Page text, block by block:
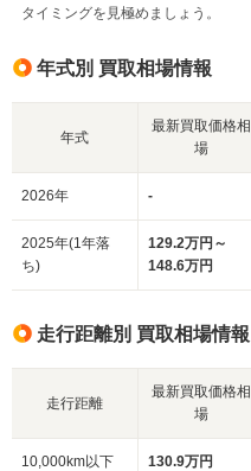
タイミングを見極めましょう。
年式別 買取相場情報
年式
最新買取価格相
場
2026年 -
2025年(1年落
ち)
129.2万円～
148.6万円
走行距離別 買取相場情報
走行距離
最新買取価格相
場
10,000km以下
130.9万円